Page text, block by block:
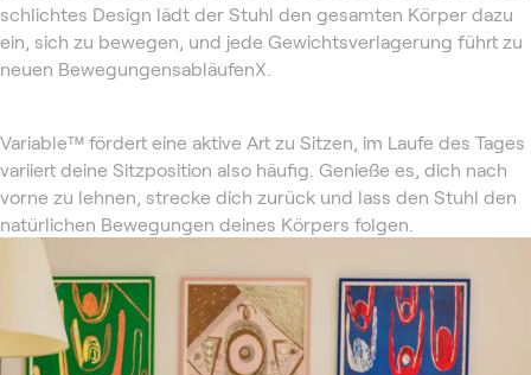
schlichtes Design lädt der Stuhl den gesamten Körper dazu
ein, sich zu bewegen, und jede Gewichtsverlagerung führt zu
neuen BewegungensabläufenX.
Variable™ fördert eine aktive Art zu Sitzen, im Laufe des Tages
variiert deine Sitzposition also häufig. Genieße es, dich nach
vorne zu lehnen, strecke dich zurück und lass den Stuhl den
natürlichen Bewegungen deines Körpers folgen.